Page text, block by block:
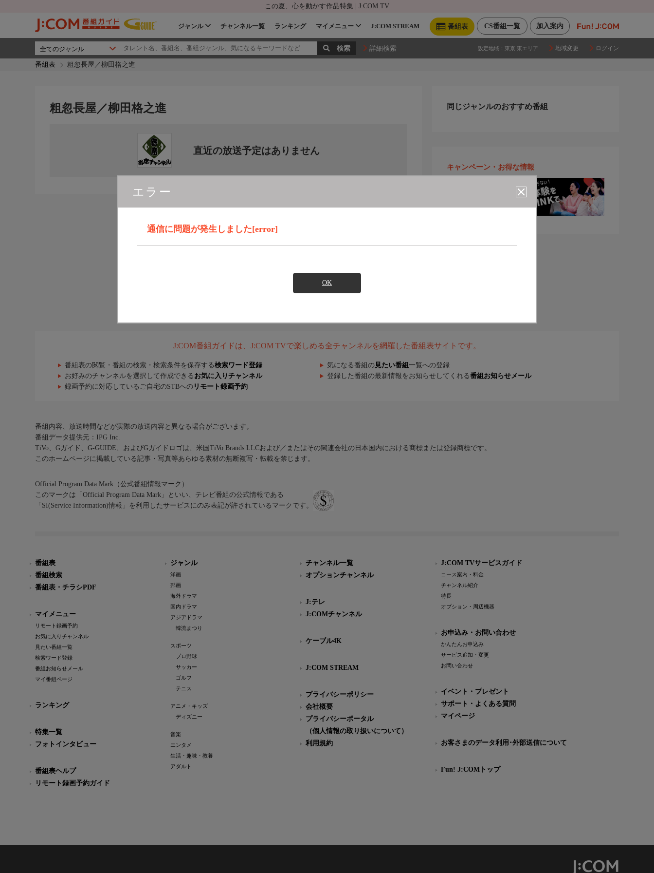
この夏、心を動かす作品特集 | J:COM TV
加入案内
CS番組一覧
番組表
ジャンル チャンネル一覧 ランキング マイメニュー J:COM STREAM
詳細検索 設定地域： 東京 東エリア 地域変更 ログイン
番組表 粗忽長屋／柳田格之進
エラー
通信に問題が発生しました[error]
OK
粗忽長屋／柳田格之進
直近の放送予定はありません
同じジャンルのおすすめ番組
キャンペーン・お得な情報
J:COM番組ガイドは、J:COM TVで楽しめる全チャンネルを網羅した番組表サイトです。
番組表の閲覧・番組の検索・検索条件を保存する検索ワード登録 気になる番組の 見たい番組 一覧への登録
お好みのチャンネルを選択して作成できる お気に入りチャンネル 登録した番組の最新情報をお知らせしてくれる番組お知らせメール
録画予約に対応しているご自宅のSTBへの リモート録画予約
番組内容、放送時間などが実際の放送内容と異なる場合がございます。
番組データ提供元：IPG Inc.
TiVo、Gガイド、G-GUIDE、およびGガイドロゴは、米国TiVo Brands LLCおよび／またはその関連会社の日本国内における商標または登録商標です。
このホームページに掲載している記事・写真等あらゆる素材の無断複写・転載を禁じます。
Official Program Data Mark（公式番組情報マーク）
このマークは「Official Program Data Mark」といい、テレビ番組の公式情報である
「SI(Service Information)情報」を利用したサービスにのみ表記が許されているマークです。
番組表
番組検索
番組表・チラシPDF
マイメニュー
リモート録画予約
お気に入りチャンネル
見たい番組一覧
検索ワード登録
番組お知らせメール
マイ番組ページ
ランキング
特集一覧
フォトインタビュー
番組表ヘルプ
リモート録画予約ガイド
ジャンル
洋画
邦画
海外ドラマ
国内ドラマ
アジアドラマ
韓流まつり
スポーツ
プロ野球
サッカー
ゴルフ
テニス
アニメ・キッズ
ディズニー
音楽
エンタメ
生活・趣味・教養
アダルト
チャンネル一覧
オプションチャンネル
J:テレ
J:COMチャンネル
ケーブル4K
J:COM STREAM
プライバシーポリシー
会社概要
プライバシーポータル
（個人情報の取り扱いについて）
利用規約
J:COM TVサービスガイド
コース案内・料金
チャンネル紹介
特長
オプション・周辺機器
お申込み・お問い合わせ
かんたんお申込み
サービス追加・変更
お問い合わせ
イベント・プレゼント
サポート・よくある質問
マイページ
お客さまのデータ利用･外部送信について
Fun! J:COMトップ